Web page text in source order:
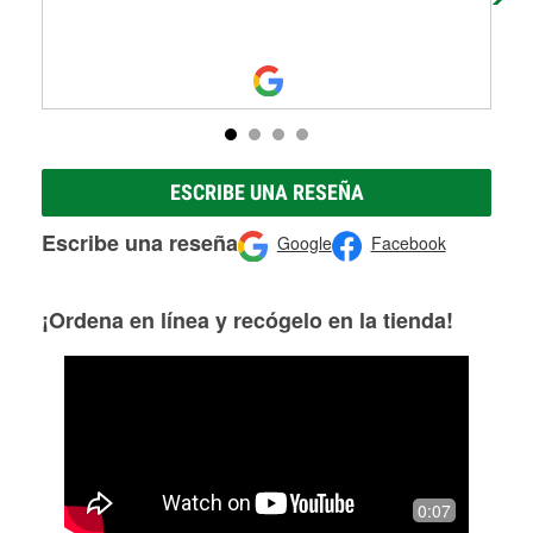
ESCRIBE UNA RESEÑA
Escribe una reseña Google Facebook
¡Ordena en línea y recógelo en la tienda!
0:07